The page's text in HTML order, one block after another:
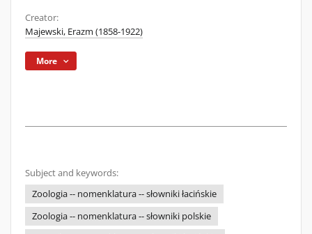
Creator:
Majewski, Erazm (1858-1922)
More
Subject and keywords:
Zoologia -- nomenklatura -- słowniki łacińskie
Zoologia -- nomenklatura -- słowniki polskie